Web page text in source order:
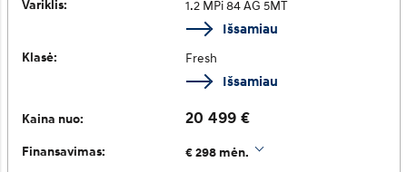
Variklis: 1.2 MPi 84 AG 5MT
Išsamiau
Klasė: Fresh
Išsamiau
Kaina nuo: 20 499 €
Finansavimas: € 298 mėn.